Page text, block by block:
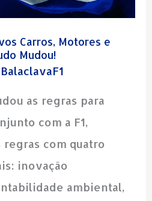
Carros, Motores e
Mudou!
BalaclavaF1
as regras para
com a F1,
com quatro
inovação
ambiental,